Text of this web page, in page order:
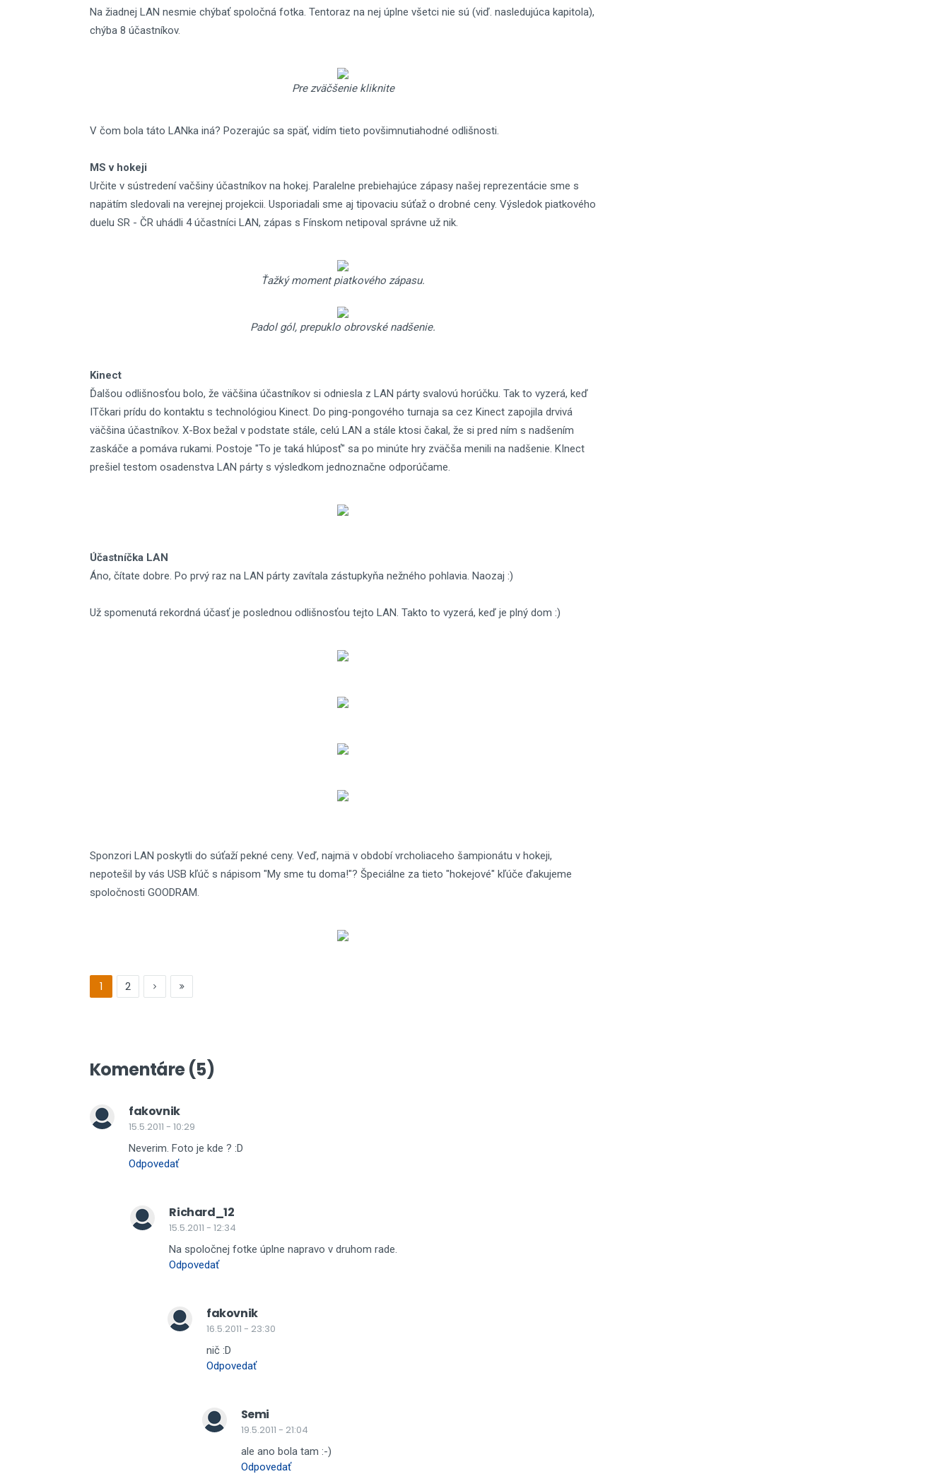
Na žiadnej LAN nesmie chýbať spoločná fotka. Tentoraz na nej úplne všetci nie sú (viď. nasledujúca kapitola),
chýba 8 účastníkov.
Pre zväčšenie kliknite
V čom bola táto LANka iná? Pozerajúc sa späť, vidím tieto povšimnutiahodné odlišnosti.
MS v hokeji
Určite v sústredení vačšiny účastníkov na hokej. Paralelne prebiehajúce zápasy našej reprezentácie sme s
napätím sledovali na verejnej projekcii. Usporiadali sme aj tipovaciu súťaž o drobné ceny. Výsledok piatkového
duelu SR - ČR uhádli 4 účastníci LAN, zápas s Fínskom netipoval správne už nik.
Ťažký moment piatkového zápasu.
Padol gól, prepuklo obrovské nadšenie.
Kinect
Ďalšou odlišnosťou bolo, že väčšina účastníkov si odniesla z LAN párty svalovú horúčku. Tak to vyzerá, keď
ITčkari prídu do kontaktu s technológiou Kinect. Do ping-pongového turnaja sa cez Kinect zapojila drvivá
väčšina účastníkov. X-Box bežal v podstate stále, celú LAN a stále ktosi čakal, že si pred ním s nadšením
zaskáče a pomáva rukami. Postoje "To je taká hlúposť" sa po minúte hry zväčša menili na nadšenie. KInect
prešiel testom osadenstva LAN párty s výsledkom jednoznačne odporúčame.
Účastníčka LAN
Áno, čítate dobre. Po prvý raz na LAN párty zavítala zástupkyňa nežného pohlavia. Naozaj :)
Už spomenutá rekordná účasť je poslednou odlišnosťou tejto LAN. Takto to vyzerá, keď je plný dom :)
Sponzori LAN poskytli do súťaží pekné ceny. Veď, najmä v období vrcholiaceho šampionátu v hokeji,
nepotešil by vás USB kľúč s nápisom "My sme tu doma!"? Špeciálne za tieto "hokejové" kľúče ďakujeme
spoločnosti GOODRAM.
1 2
Komentáre (5)
fakovnik
15.5.2011 - 10:29
Neverim. Foto je kde ? :D
Odpovedať
Richard_12
15.5.2011 - 12:34
Na spoločnej fotke úplne napravo v druhom rade.
Odpovedať
fakovnik
16.5.2011 - 23:30
nič :D
Odpovedať
Semi
19.5.2011 - 21:04
ale ano bola tam :-)
Odpovedať